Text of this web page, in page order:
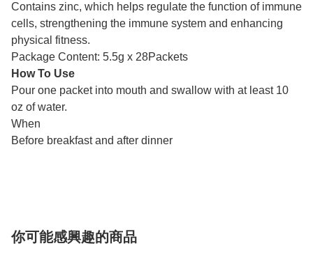
Contains zinc, which helps regulate the function of immune
cells, strengthening the immune system and enhancing
physical fitness.
Package Content: 5.5g x 28Packets
How To Use
Pour one packet into mouth and swallow with at least 10
oz of water.
When
Before breakfast and after dinner
你可能感興趣的商品